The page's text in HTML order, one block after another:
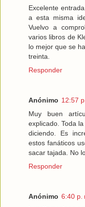
Excelente
a esta misma
Vuelvo a
varios libros de
lo mejor que se
treinta.
Responder
Anónimo 12:57
Muy buen
explicado. Toda
diciendo. Es
estos fanáticos
sacar tajada. No
Responder
Anónimo 6:40 p.